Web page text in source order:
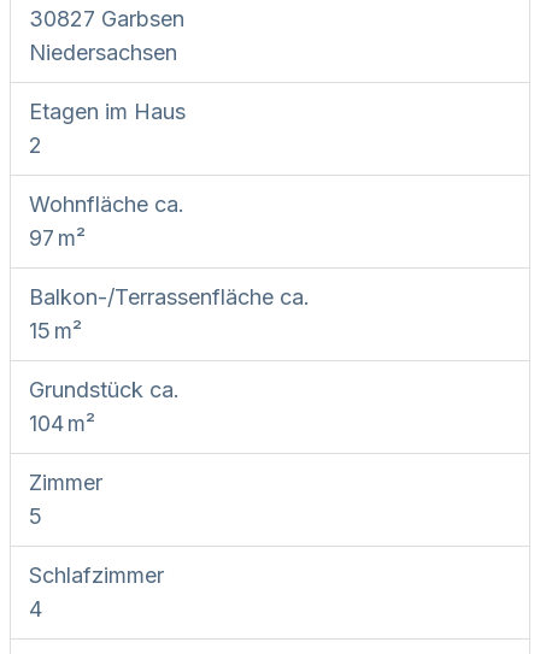
30827 Garbsen
Niedersachsen
Etagen im Haus
2
Wohnfläche ca.
97 m²
Balkon-/Terrassen­fläche ca.
15 m²
Grund­stück ca.
104 m²
Zimmer
5
Schlafzimmer
4